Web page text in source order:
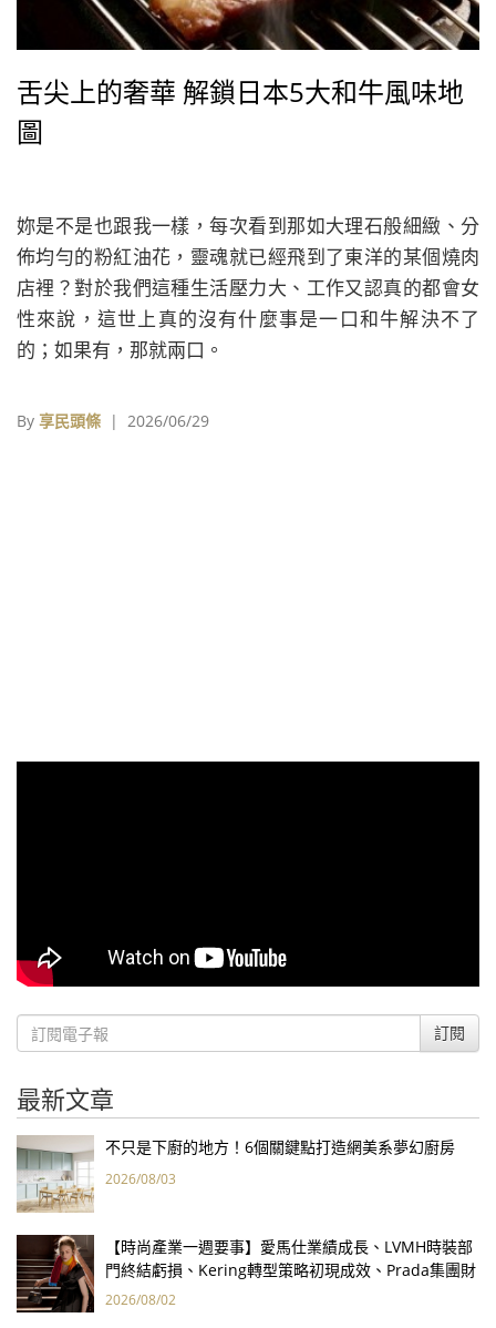
舌尖上的奢華 解鎖日本5大和牛風味地
圖
妳是不是也跟我一樣，每次看到那如大理石般細緻、分
佈均勻的粉紅油花，靈魂就已經飛到了東洋的某個燒肉
店裡？對於我們這種生活壓力大、工作又認真的都會女
性來說，這世上真的沒有什麼事是一口和牛解決不了
的；如果有，那就兩口。
By 享民頭條 | 2026/06/29
訂閱
最新文章
不只是下廚的地方！6個關鍵點打造網美系夢幻廚房
2026/08/03
【時尚產業一週要事】愛馬仕業績成長、LVMH時裝部
門終結虧損、Kering轉型策略初現成效、Prada集團財
報亮眼
2026/08/02